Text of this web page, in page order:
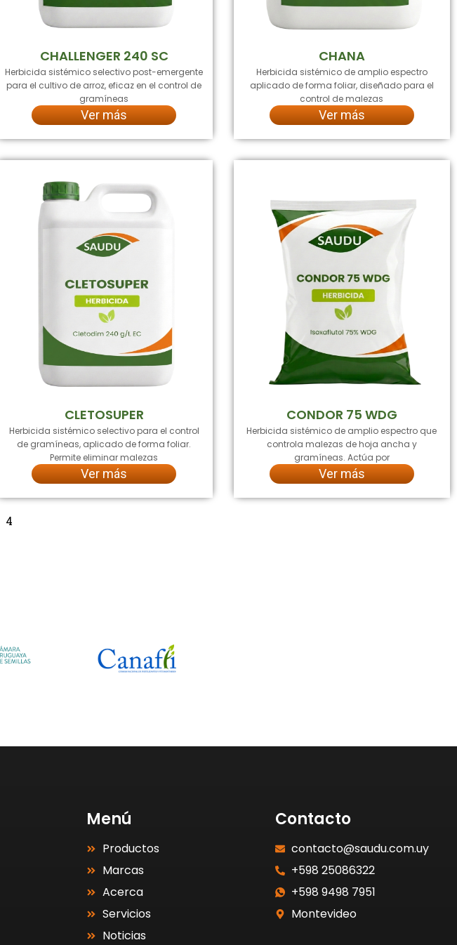
CHALLENGER 240 SC
Herbicida sistémico selectivo post-emergente
para el cultivo de arroz, eficaz en el control de
gramíneas
Ver más
CHANA
Herbicida sistémico de amplio espectro
aplicado de forma foliar, diseñado para el
control de malezas
Ver más
CLETOSUPER
Herbicida sistémico selectivo para el control
de gramíneas, aplicado de forma foliar.
Permite eliminar malezas
Ver más
CONDOR 75 WDG
Herbicida sistémico de amplio espectro que
controla malezas de hoja ancha y
gramíneas. Actúa por
Ver más
4
Menú
Productos
Marcas
Acerca
Servicios
Noticias
Contacto
contacto@saudu.com.uy
+598 25086322
+598 9498 7951
Montevideo